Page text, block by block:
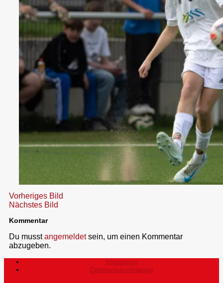
Vorheriges Bild
Nächstes Bild
Kommentar
Du musstangemeldetsein, um einen Kommentar
abzugeben.
Impressum
Datenschutzerklärung